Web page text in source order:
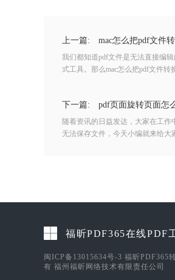
上一篇: mac怎么把pdf文件
我们都知道pdf文件是无法直接编
式工具。那么mac怎么把pdf文件转
下一篇: pdf页面旋转页面怎
随着资讯的日益发达，大家在工
无法保存文件，今天小编就来给大
福昕PDF365在线PDF
闽ICP备13015634号-3 福昕PDF365
有 福州福昕网络技术有限责任公司